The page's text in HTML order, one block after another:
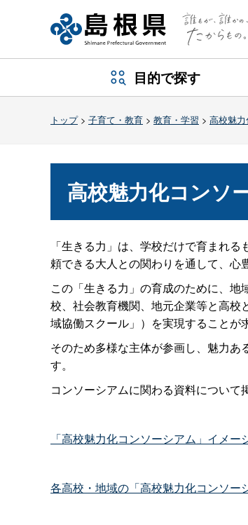
目的で探す
トップ> 子育て・教育 > 教育・学習 > 高校魅力
高校魅力化コンソ
「生きる力」は、学校だけで育まれ
頼できる大人との関わりを通して、心
この「生きる力」の育成のために、
校、社会教育機関、地元企業等と高
域協働スクール」）を実現することが
そのため多様な主体が参画し、魅力
す。
コンソーシアムに関わる資料について
「高校魅力化コンソーシアム」イメー
各高校・地域の「高校魅力化コンソー